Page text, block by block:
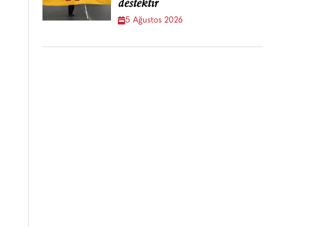
destektir
5 Ağustos 2026